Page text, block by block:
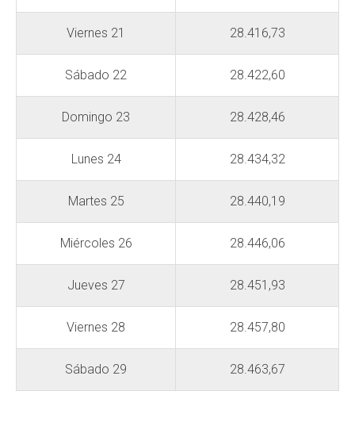
Viernes 21 28.416,73
Sábado 22 28.422,60
Domingo 23 28.428,46
Lunes 24 28.434,32
Martes 25 28.440,19
Miércoles 26 28.446,06
Jueves 27 28.451,93
Viernes 28 28.457,80
Sábado 29 28.463,67